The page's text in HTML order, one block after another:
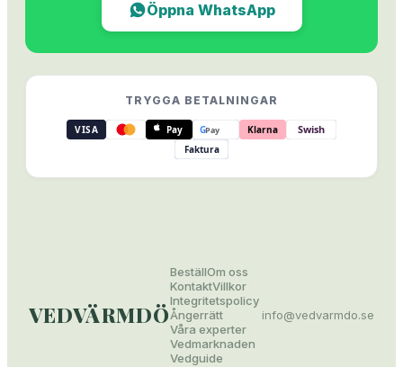
Öppna WhatsApp
TRYGGA BETALNINGAR
VISA Pay GPay Klarna Swish
Faktura
Visa, Mastercard, Apple Pay,
VEDVÄRMDÖ
BeställOm oss
KontaktVillkor
Integritetspolicy
Ångerrätt
Våra experter
Vedmarknaden
Vedguide
info@vedvarmdo.se